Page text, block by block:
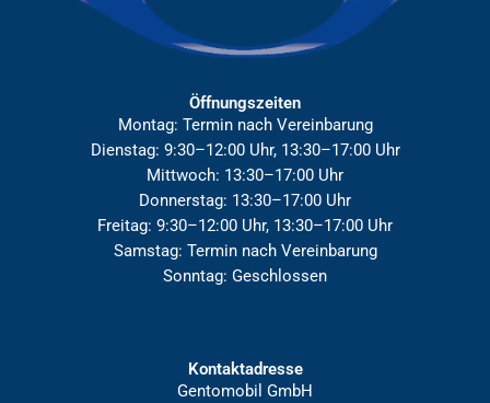
Öffnungszeiten
Montag: Termin nach Vereinbarung
Dienstag: 9:30–12:00 Uhr, 13:30–17:00 Uhr
Mittwoch: 13:30–17:00 Uhr
Donnerstag: 13:30–17:00 Uhr
Freitag: 9:30–12:00 Uhr, 13:30–17:00 Uhr
Samstag: Termin nach Vereinbarung
Sonntag: Geschlossen
Kontaktadresse
Gentomobil GmbH